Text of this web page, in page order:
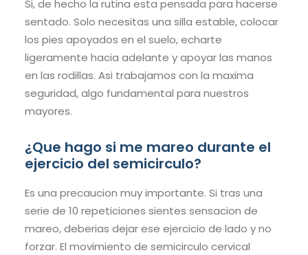
Si, de hecho la rutina esta pensada para hacerse
sentado. Solo necesitas una silla estable, colocar
los pies apoyados en el suelo, echarte
ligeramente hacia adelante y apoyar las manos
en las rodillas. Asi trabajamos con la maxima
seguridad, algo fundamental para nuestros
mayores.
¿Que hago si me mareo durante el
ejercicio del semicirculo?
Es una precaucion muy importante. Si tras una
serie de 10 repeticiones sientes sensacion de
mareo, deberias dejar ese ejercicio de lado y no
forzar. El movimiento de semicirculo cervical